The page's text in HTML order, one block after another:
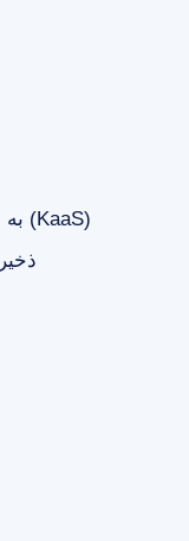
Kubernetes به عنوان یک سرویس (KaaS)